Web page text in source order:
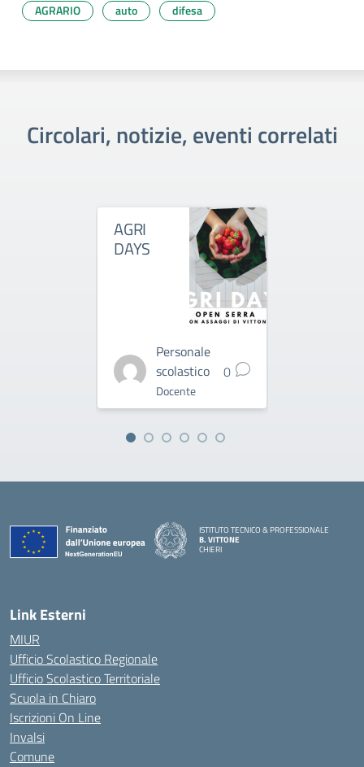
AGRARIO auto difesa
Circolari, notizie, eventi correlati
AGRI
DAYS
Personale
scolastico
Docente
0
ISTITUTO TECNICO & PROFESSIONALE
B. VITTONE
CHIERI
Link Esterni
MIUR
Ufficio Scolastico Regionale
Ufficio Scolastico Territoriale
Scuola in Chiaro
Iscrizioni On Line
Invalsi
Comune